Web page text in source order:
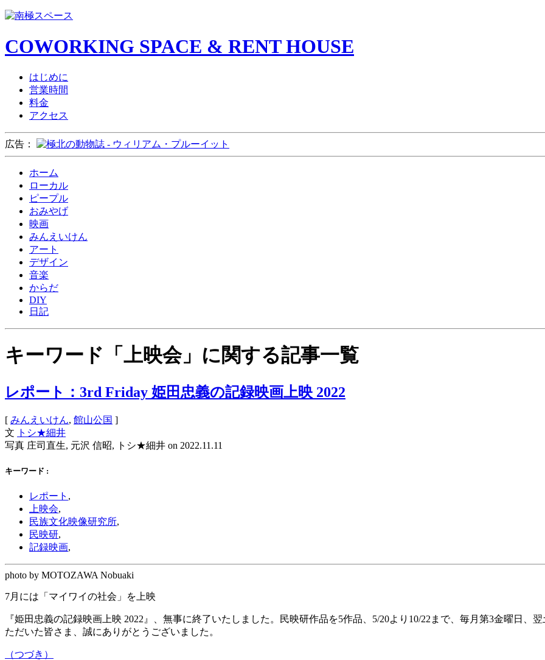
COWORKING SPACE & RENT HOUSE
はじめに
営業時間
料金
アクセス
広告：
ホーム
ローカル
ピープル
おみやげ
映画
みんえいけん
アート
デザイン
音楽
からだ
DIY
日記
キーワード「上映会」に関する記事一覧
レポート：3rd Friday 姫田忠義の記録映画上映 2022
[ みんえいけん, 館山公国 ]
文
トシ★細井
写真 庄司直生, 元沢 信昭, トシ★細井 on 2022.11.11
キーワード :
レポート ,
上映会,
民族文化映像研究所,
民映研,
記録映画,
photo by MOTOZAWA Nobuaki
7月には「マイワイの社会」を上映
『姫田忠義の記録映画上映 2022』、無事に終了いたしました。民映研作品を5作品、5/20より10/22まで、毎月第3金曜日、
ただいた皆さま、誠にありがとうございました。
（つづき）